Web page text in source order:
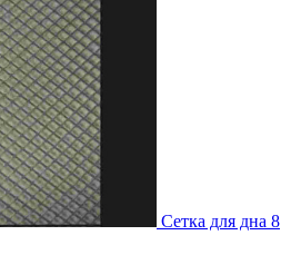
Сетка для дна 8